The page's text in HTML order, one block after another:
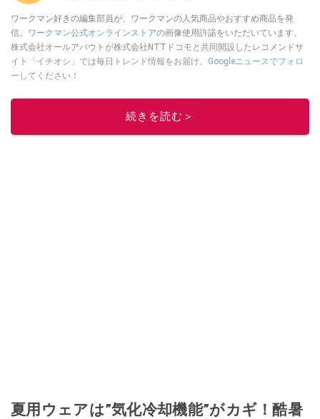
ワークマン好きの編集部員が、ワークマンの人気商品やおすすめ商品を発
信。 ワークマン公式オンラインストアの画像使用許諾をいただいています。
株式会社オールアバウトが株式会社NTTドコモと共同開設したレコメンドサ
イト「イチオシ」では毎日トレンド情報をお届け。 Googleニュースでフォロ
ー してください！
このイチオシストの他の記事を読む
続きを読む＞
夏用ウェアは”気化冷却機能”がカギ！酷暑